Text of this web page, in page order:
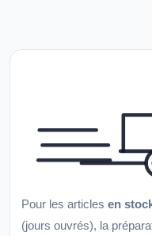
Pour les articles en
(jours ouvrés), la